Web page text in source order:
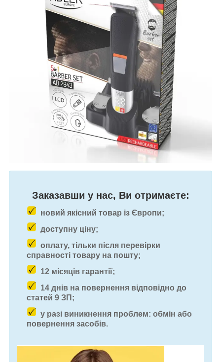
Заказавши у нас, Ви отримаєте:
новий якісний товар із Європи;
доступну ціну;
оплату, тільки після перевірки
справності товару на пошту;
12 місяців гарантії;
14 днів на повернення відповідно до
статей 9 ЗП;
у разі виникнення проблем: обмін або
повернення засобів.